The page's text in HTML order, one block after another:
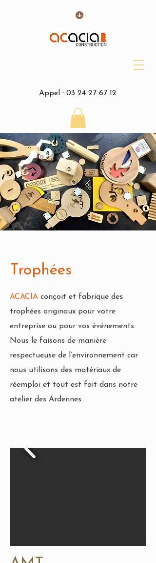
Appel : 03 24 27 67 12
Trophées
ACACIA conçoit et fabrique des
trophées originaux pour votre
entreprise ou pour vos événements.
Nous le faisons de manière
respectueuse de l’environnement car
nous utilisons des matériaux de
réemploi et tout est fait dans notre
atelier des Ardennes.